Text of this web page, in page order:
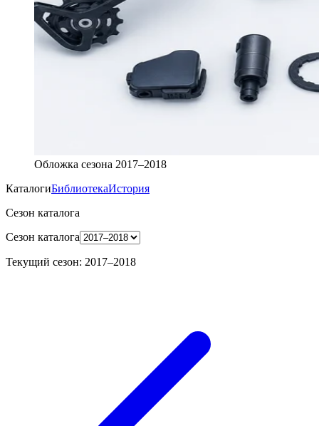
Обложка сезона 2017–2018
КаталогиБиблиотекаИстория
Сезон каталога
Сезон каталога
Текущий сезон: 2017–2018